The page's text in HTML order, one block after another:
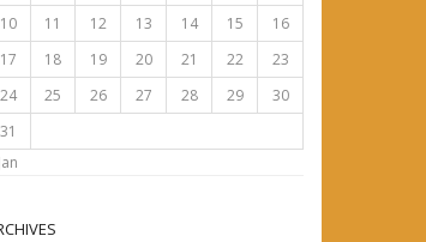
10
11 12 13 14 15
16
17
18 19 20 21 22
23
24
25 26 27 28 29
30
31